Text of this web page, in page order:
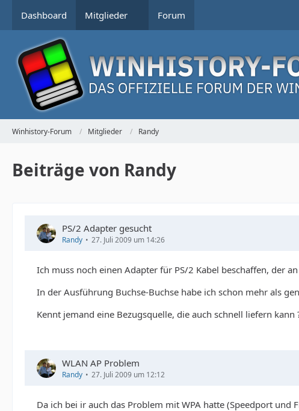
Dashboard Mitglieder Forum
Winhistory-Forum Mitglieder Randy
Beiträge von Randy
PS/2 Adapter gesucht
Randy 27. Juli 2009 um 14:26
Ich muss noch einen Adapter für PS/2 Kabel beschaffen, der
In der Ausführung Buchse-Buchse habe ich schon mehr als
Kennt jemand eine Bezugsquelle, die auch schnell liefern kann
WLAN AP Problem
Randy 27. Juli 2009 um 12:12
Da ich bei ir auch das Problem mit WPA hatte (Speedport